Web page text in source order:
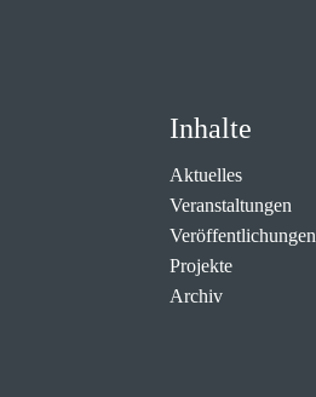
Inhalte
Aktuelles
Veranstaltungen
Veröffentlichungen
Projekte
Archiv